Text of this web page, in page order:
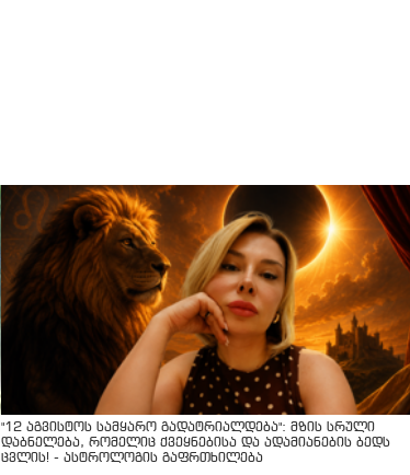
"12 აგვისტოს სამყარო გადატრიალდება": მზის სრული
დაბნელება, რომელიც ქვეყნებისა და ადამიანების ბედს
ცვლის! - ასტროლოგის გაფრთხილება